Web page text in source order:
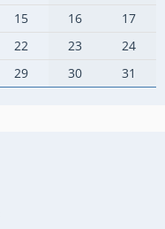
15 16
17
22 23
24
29 30 31